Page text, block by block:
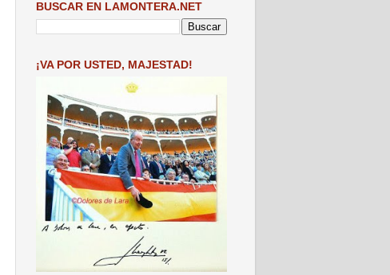
BUSCAR EN LAMONTERA.NET
¡VA POR USTED, MAJESTAD!